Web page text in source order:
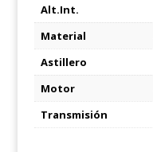
Alt.Int.
Material
Astillero
Motor
Transmisión